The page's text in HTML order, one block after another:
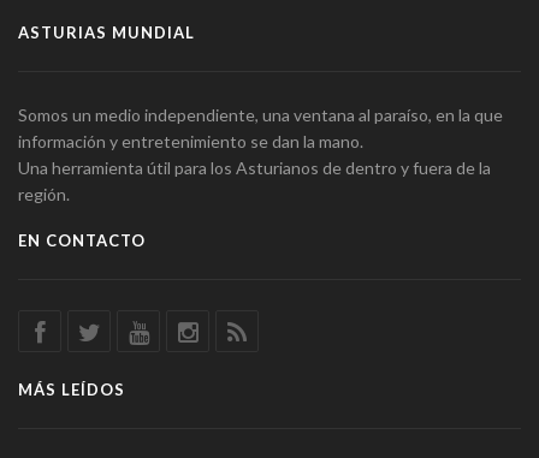
ASTURIAS MUNDIAL
Somos un medio independiente, una ventana al paraíso, en la que
información y entretenimiento se dan la mano.
Una herramienta útil para los Asturianos de dentro y fuera de la
región.
EN CONTACTO
MÁS LEÍDOS